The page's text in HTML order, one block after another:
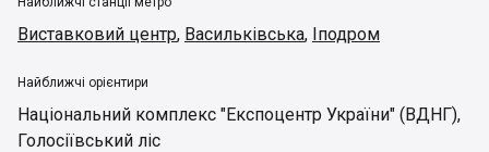
Виставковий центр, Васильківська, Іподром
Найближчі орієнтири
Національний комплекс "Експоцентр України" (ВДНГ),
Голосіївський ліс